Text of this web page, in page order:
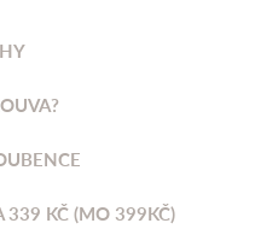
339 KČ (MO 399KČ)